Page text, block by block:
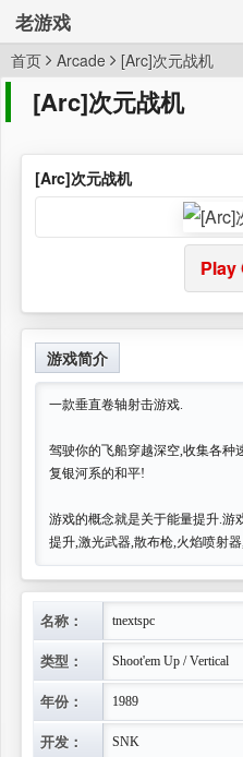
老游戏
首页 Arcade [Arc]次元战机
[Arc]次元战机
[Arc]次元战机
Play
游戏简介
一款垂直卷轴射击游戏.
驾驶你的飞船穿越深空,收集各种
复银河系的和平!
游戏的概念就是关于能量提升.游
提升,激光武器,散布枪,火焰喷射
名称： tnextspc
类型： Shoot'em Up / Vertical
年份： 1989
开发： SNK